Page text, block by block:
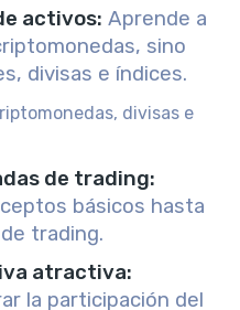
activos: Aprende a
sino
divisas e índices.
divisas e
de trading:
básicos hasta
trading.
atractiva:
la participación del